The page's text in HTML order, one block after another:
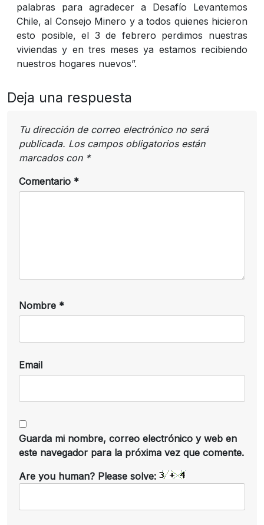
palabras para agradecer a Desafío Levantemos
Chile, al Consejo Minero y a todos quienes hicieron
esto posible, el 3 de febrero perdimos nuestras
viviendas y en tres meses ya estamos recibiendo
nuestros hogares nuevos”.
Deja una respuesta
Tu dirección de correo electrónico no será
publicada. Los campos obligatorios están
marcados con *
Comentario *
Nombre *
Email
Guarda mi nombre, correo electrónico y web en
este navegador para la próxima vez que comente.
Are you human? Please solve: